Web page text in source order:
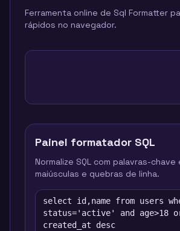
Ferramenta online de Sql Formatter
rápidos no navegador.
Painel formatador SQL
Normalize SQL com palavras-chave
maiúsculas e quebras de linha.